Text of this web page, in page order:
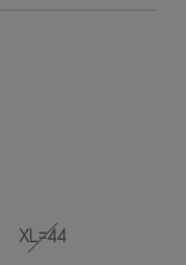
XL=44